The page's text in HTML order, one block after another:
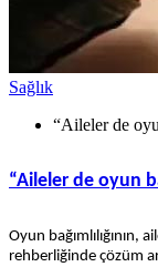
Sağlık
“Aileler de
“Aileler de oyun
Oyun bağımlılığının,
rehberliğinde çözüm